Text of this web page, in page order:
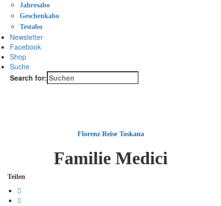
Jahresabo
Geschenkabo
Testabo
Newsletter
Facebook
Shop
Suche
Search for:
Florenz Reise Toskana
Familie Medici
Teilen